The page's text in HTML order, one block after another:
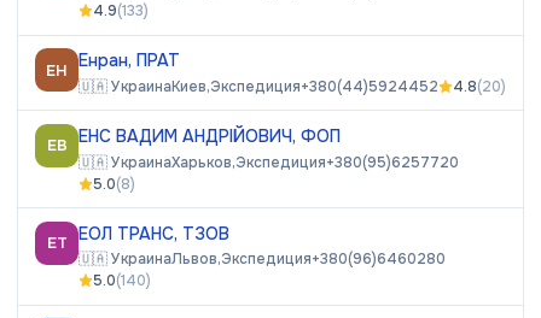
4.9(133)
ЕН Енран, ПРАТ
🇺🇦УкраинаКиев,Экспедиция+380(44)5924452 4.8(20)
ЕВ ЕНС ВАДИМ АНДРІЙОВИЧ, ФОП
🇺🇦УкраинаХарьков,Экспедиция+380(95)6257720
5.0(8)
ЕТ ЕОЛ ТРАНС, ТЗОВ
🇺🇦УкраинаЛьвов,Экспедиция+380(96)6460280
5.0(140)